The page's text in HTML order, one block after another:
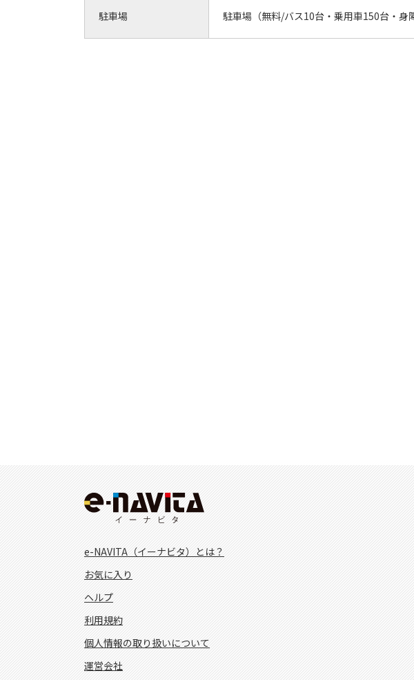
駐車場 駐車場（無料/バス10台・乗用車150台・身
e-NAVITA（イーナビタ）とは？
お気に入り
ヘルプ
利用規約
個人情報の取り扱いについて
運営会社